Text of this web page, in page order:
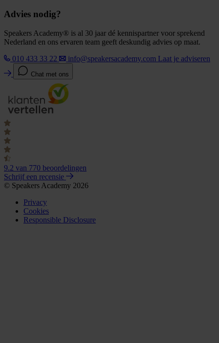
Advies nodig?
Speakers Academy® is al 30 jaar dé kennispartner voor sprekend
Nederland en ons ervaren team geeft deskundig advies op maat.
010 433 33 22
info@speakersacademy.com Laat je adviseren
Chat met ons
9.2 van 770 beoordelingen
Schrijf een recensie
© Speakers Academy 2026
Privacy
Cookies
Responsible Disclosure